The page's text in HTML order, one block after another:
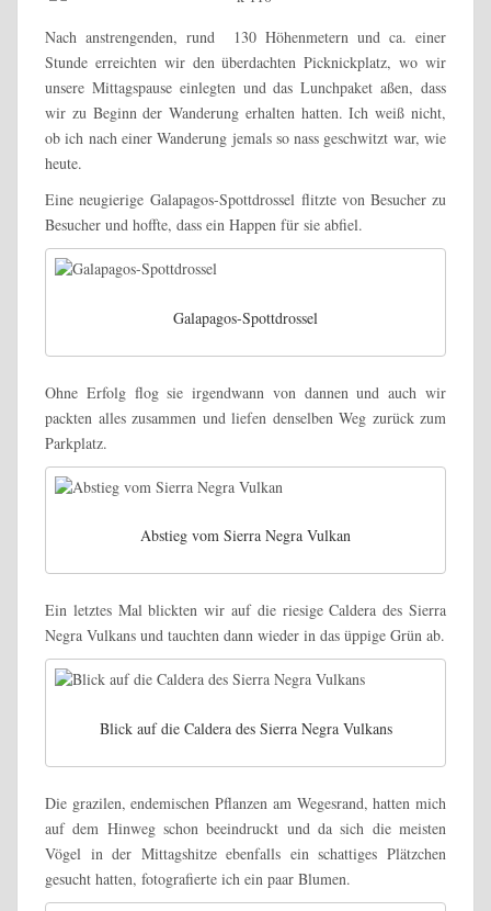
Nach anstrengenden, rund 130 Höhenmetern und ca. einer
Stunde erreichten wir den überdachten Picknickplatz, wo wir
unsere Mittagspause einlegten und das Lunchpaket aßen, dass
wir zu Beginn der Wanderung erhalten hatten. Ich weiß nicht,
ob ich nach einer Wanderung jemals so nass geschwitzt war, wie
heute.
Eine neugierige Galapagos-Spottdrossel flitzte von Besucher zu
Besucher und hoffte, dass ein Happen für sie abfiel.
Galapagos-Spottdrossel
Ohne Erfolg flog sie irgendwann von dannen und auch wir
packten alles zusammen und liefen denselben Weg zurück zum
Parkplatz.
Abstieg vom Sierra Negra Vulkan
Ein letztes Mal blickten wir auf die riesige Caldera des Sierra
Negra Vulkans und tauchten dann wieder in das üppige Grün ab.
Blick auf die Caldera des Sierra Negra Vulkans
Die grazilen, endemischen Pflanzen am Wegesrand, hatten mich
auf dem Hinweg schon beeindruckt und da sich die meisten
Vögel in der Mittagshitze ebenfalls ein schattiges Plätzchen
gesucht hatten, fotografierte ich ein paar Blumen.